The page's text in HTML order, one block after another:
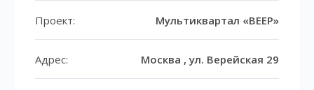
Проект: Мультиквартал «ВЕЕР»
Адрес: Москва , ул. Верейская 29